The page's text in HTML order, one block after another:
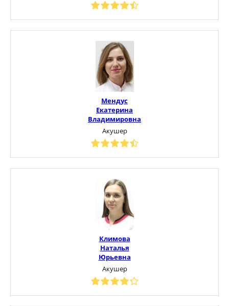
Мендус
Екатерина
Владимировна
Акушер
Климова
Наталья
Юрьевна
Акушер